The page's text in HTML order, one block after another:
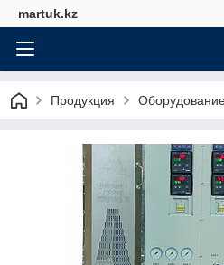
martuk.kz
Продукция